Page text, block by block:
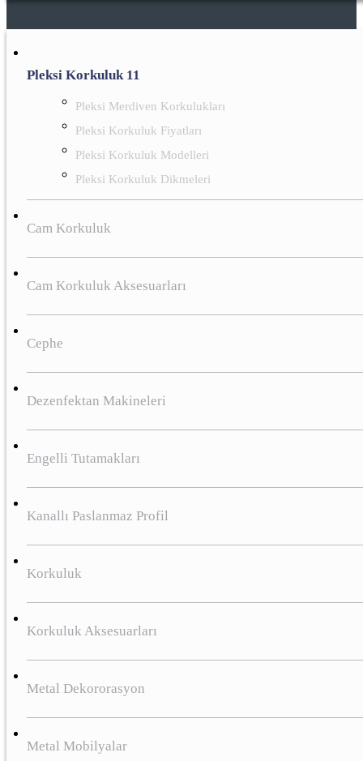
Pleksi Korkuluk 11
Pleksi Merdiven Korkulukları
Pleksi Korkuluk Fiyatları
Pleksi Korkuluk Modelleri
Pleksi Korkuluk Dikmeleri
Cam Korkuluk
Cam Korkuluk Aksesuarları
Cephe
Dezenfektan Makineleri
Engelli Tutamakları
Kanallı Paslanmaz Profil
Korkuluk
Korkuluk Aksesuarları
Metal Dekororasyon
Metal Mobilyalar